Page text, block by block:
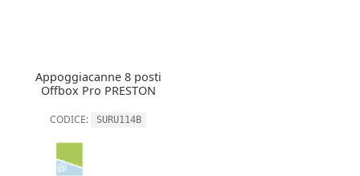
Appoggiacanne 8 posti
Offbox Pro PRESTON
CODICE: SURU114B